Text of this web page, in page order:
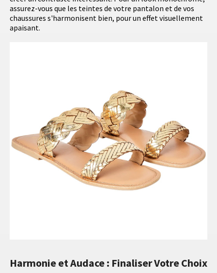
assurez-vous que les teintes de votre pantalon et de vos
chaussures s'harmonisent bien, pour un effet visuellement
apaisant.
Harmonie et Audace : Finaliser Votre Choix